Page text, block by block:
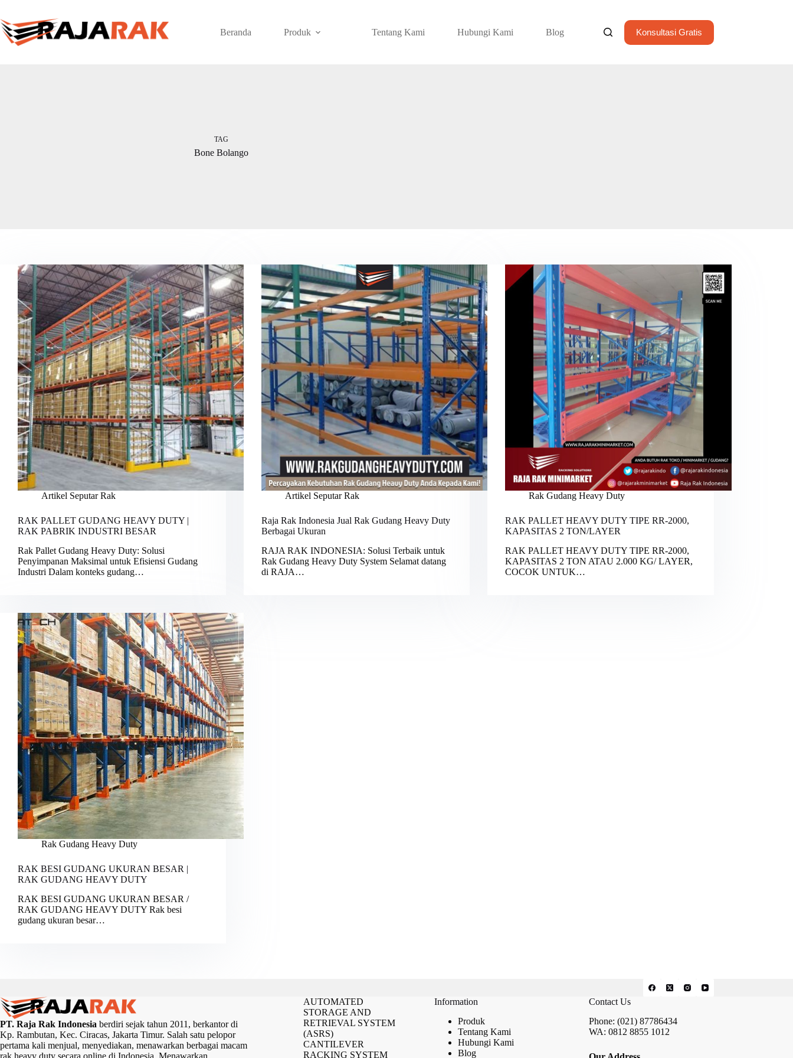
content
Beranda Produk Tentang Kami Hubungi Kami Blog Konsultasi Gratis
TAG
Bone Bolango
Artikel Seputar Rak
RAK PALLET GUDANG HEAVY DUTY |
RAK PABRIK INDUSTRI BESAR
Rak Pallet Gudang Heavy Duty: Solusi
Penyimpanan Maksimal untuk Efisiensi Gudang
Industri Dalam konteks gudang…
Artikel Seputar Rak
Raja Rak Indonesia Jual Rak Gudang Heavy Duty
Berbagai Ukuran
RAJA RAK INDONESIA: Solusi Terbaik untuk
Rak Gudang Heavy Duty System Selamat datang
di RAJA…
Rak Gudang Heavy Duty
RAK PALLET HEAVY DUTY TIPE RR-2000,
KAPASITAS 2 TON/LAYER
RAK PALLET HEAVY DUTY TIPE RR-2000,
KAPASITAS 2 TON ATAU 2.000 KG/ LAYER,
COCOK UNTUK…
Rak Gudang Heavy Duty
RAK BESI GUDANG UKURAN BESAR |
RAK GUDANG HEAVY DUTY
RAK BESI GUDANG UKURAN BESAR /
RAK GUDANG HEAVY DUTY Rak besi
gudang ukuran besar…
PT. Raja Rak Indonesia berdiri sejak tahun 2011, berkantor di
Kp. Rambutan, Kec. Ciracas, Jakarta Timur. Salah satu pelopor
pertama kali menjual, menyediakan, menawarkan berbagai macam
rak heavy duty secara online di Indonesia. Menawarkan
AUTOMATED
STORAGE AND
RETRIEVAL SYSTEM
(ASRS)
CANTILEVER
RACKING SYSTEM
Information
Produk
Tentang Kami
Hubungi Kami
Blog
Contact Us
Phone: (021) 87786434
WA: 0812 8855 1012